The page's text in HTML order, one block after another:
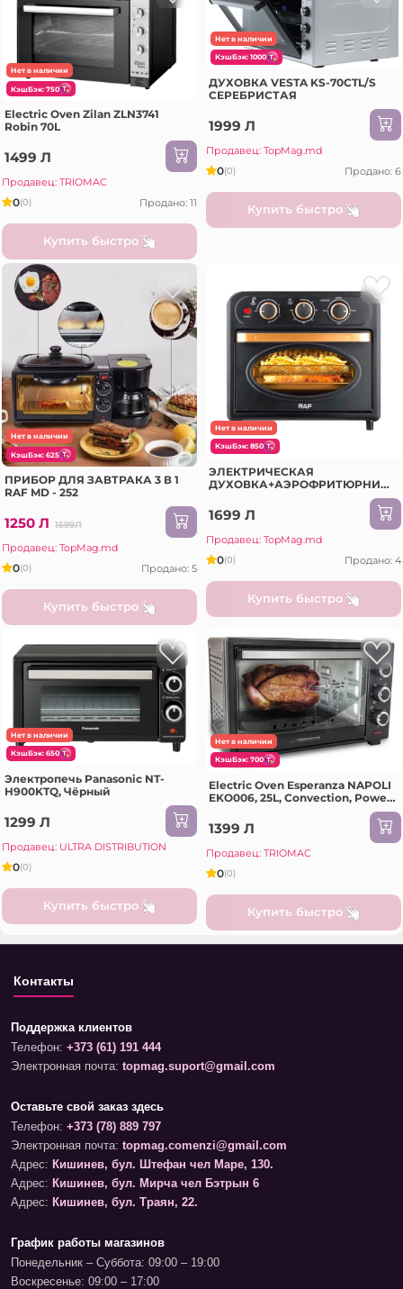
Нет в наличии
КэшБэк: 750
Electric Oven Zilan ZLN3741
Robin 70L
1499 Л
Продавец: TRIOMAC
0(0) Продано: 11
Купить быстро
Нет в наличии
КэшБэк: 1000
ДУХОВКА VESTA KS-70CTL/S
СЕРЕБРИСТАЯ
1999 Л
Продавец: TopMag.md
0(0) Продано: 6
Купить быстро
Нет в наличии
КэшБэк: 625
ПРИБОР ДЛЯ ЗАВТРАКА 3 В 1
RAF MD - 252
1250 Л 1599Л
Продавец: TopMag.md
0(0) Продано: 5
Купить быстро
Нет в наличии
КэшБэк: 850
ЭЛЕКТРИЧЕСКАЯ
ДУХОВКА+АЭРОФРИТЮРНИЦА
МНОГОФУНКЦИОНАЛЬНАЯ
КУЛИНАРИЯ (R.5348B)
1699 Л
Продавец: TopMag.md
0(0) Продано: 4
Купить быстро
Нет в наличии
КэшБэк: 650
Электропечь Panasonic NT-
H900KTQ, Чёрный
1299 Л
Продавец: ULTRA DISTRIBUTION
0(0)
Купить быстро
Нет в наличии
КэшБэк: 700
Electric Oven Esperanza NAPOLI
EKO006, 25L, Convection, Power:
1600W, Temperature: 0°C - 250°C,
Timer: 0-60 minutes, 5 Heating
functions, Crumb tray,
1399 Л
Продавец: TRIOMAC
0(0)
Купить быстро
Контакты
Поддержка клиентов
Телефон: +373 (61) 191 444
Электронная почта: topmag.suport@gmail.com
Оставьте свой заказ здесь
Телефон: +373 (78) 889 797
Электронная почта: topmag.comenzi@gmail.com
Адрес: Кишинев, бул. Штефан чел Маре, 130.
Адрес: Кишинев, бул. Мирча чел Бэтрын 6
Адрес: Кишинев, бул. Траян, 22.
График работы магазинов
Понедельник – Суббота: 09:00 – 19:00
Воскресенье: 09:00 – 17:00